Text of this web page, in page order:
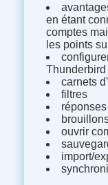
en étant
comptes
les points
Thunderbird
carnets
filtres
ouvrir
import/